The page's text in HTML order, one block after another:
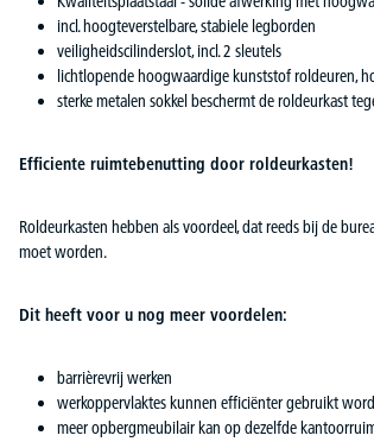
incl. hoogteverstelbare, stabiele legborden
veiligheidscilinderslot, incl. 2 sleutels
lichtlopende hoogwaardige kunststof roldeuren,
sterke metalen sokkel beschermt de roldeurkast
Efficiente ruimtebenutting door roldeurkasten!
Roldeurkasten hebben als voordeel, dat reeds bij de
moet worden.
Dit heeft voor u nog meer voordelen:
barrièrevrij werken
werkoppervlaktes kunnen efficiënter gebruikt
meer opbergmeubilair kan op dezelfde